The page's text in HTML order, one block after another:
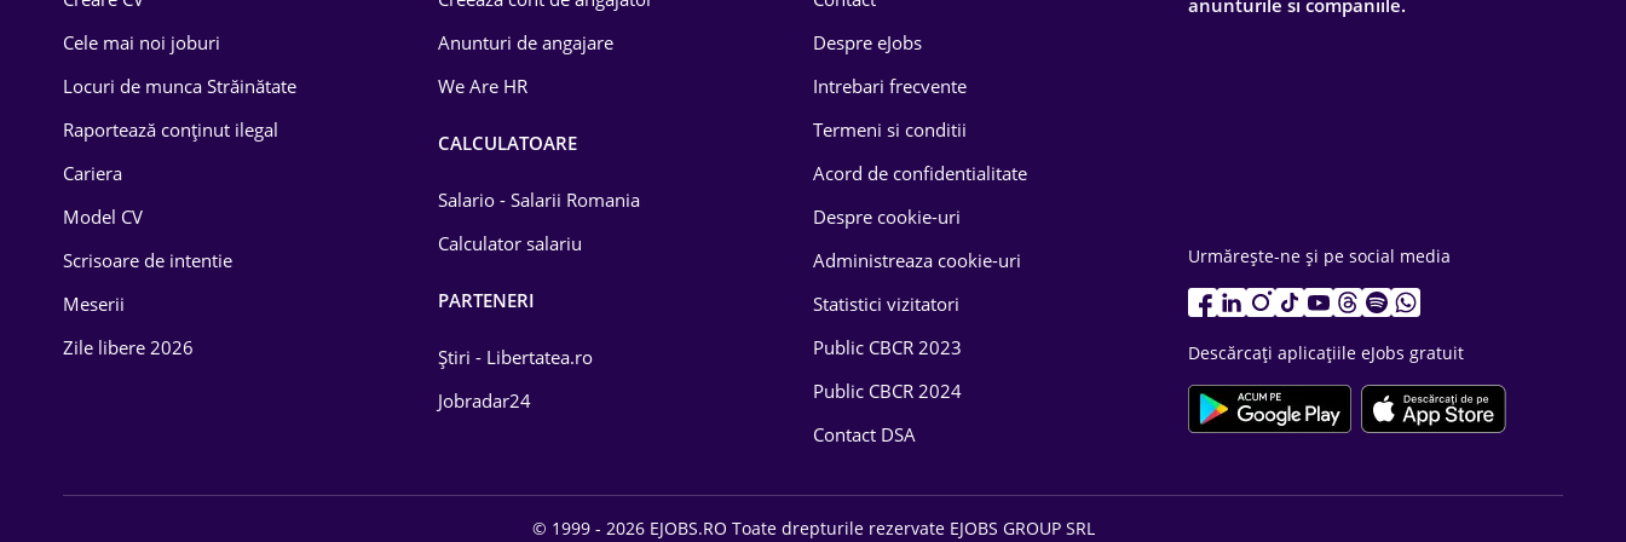
Drept
Educație / Training
Energetică
Farma
Cele mai noi joburi
Locuri de munca Străinătate
Raportează conținut ilegal
Cariera
Model CV
Scrisoare de intentie
Meserii
Zile libere 2026
Anunturi de angajare
We Are HR
CALCULATOARE
Salario - Salarii Romania
Calculator salariu
PARTENERI
Știri - Libertatea.ro
Jobradar24
Despre eJobs
Intrebari frecvente
Termeni si conditii
Acord de confidentialitate
Despre cookie-uri
Administreaza cookie-uri
Statistici vizitatori
Public CBCR 2023
Public CBCR 2024
Contact DSA
anunturile si companiile.
Urmărește-ne și pe social media
Descărcați aplicațiile eJobs gratuit
© 1999 - 2026 EJOBS.RO Toate drepturile rezervate EJOBS GROUP SRL